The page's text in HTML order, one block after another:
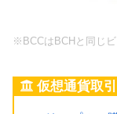
※BCCはBCHと同じビ
仮想通貨取